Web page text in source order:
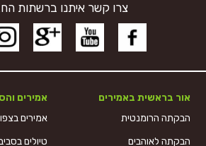
צרו קשר איתנו ברשתות
אור בראשית באמירים
הבקתה הרומנטית
הבקתה לאוהבים
אמירים
אמירים
טיולים